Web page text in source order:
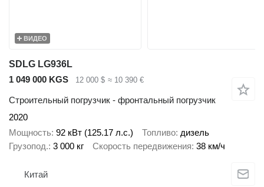
ВИДЕО
SDLG LG936L
1 049 000 KGS
12 000 $ ≈ 10 390 €
Строительный погрузчик - фронтальный погрузчик
2020
Мощность 92 кВт (125.17 л.с.) Топливо дизель
Грузопод. 3 000 кг Скорость передвижения 38 км/ч
Китай